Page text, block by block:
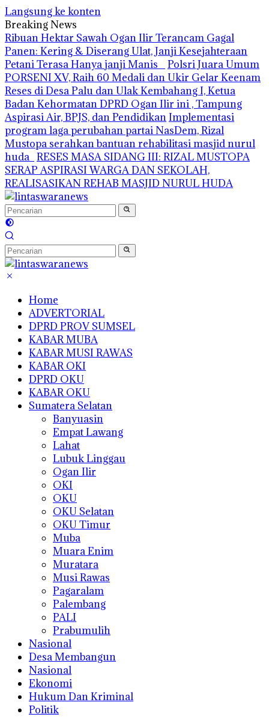
Langsung ke konten
Breaking News
Ribuan Hektar Sawah Ogan Ilir Terancam Gagal
Panen: Kering & Diserang Ulat, Janji Kesejahteraan
Petani Terasa Hanya janji Manis
Polsri Juara Umum
PORSENI XV, Raih 60 Medali dan Ukir Gelar Keenam
Reses di Desa Palu dan Ulak Kembahang I, Ketua
Badan Kehormatan DPRD Ogan Ilir ini , Tampung
Aspirasi Air, BPJS, dan PendidikanImplementasi
program laga perubahan partai NasDem, Rizal
Mustopa serahkan bantuan rehabilitasi masjid nurul
huda RESES MASA SIDANG III: RIZAL MUSTOPA
SERAP ASPIRASI WARGA DAN SEKOLAH,
REALISASIKAN REHAB MASJID NURUL HUDA
Home
ADVERTORIAL
DPRD PROV SUMSEL
KABAR MUBA
KABAR MUSI RAWAS
KABAR OKI
DPRD OKU
KABAR OKU
Sumatera Selatan
Banyuasin
Empat Lawang
Lahat
Lubuk Linggau
Ogan Ilir
OKI
OKU
OKU Selatan
OKU Timur
Muba
Muara Enim
Muratara
Musi Rawas
Pagaralam
Palembang
PALI
Prabumulih
Nasional
Desa Membangun
Nasional
Ekonomi
Hukum Dan Kriminal
Politik